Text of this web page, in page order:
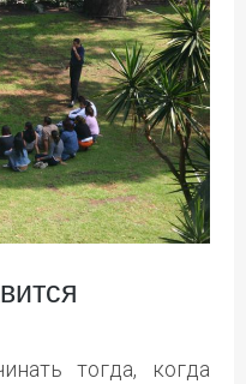
тогда, когда